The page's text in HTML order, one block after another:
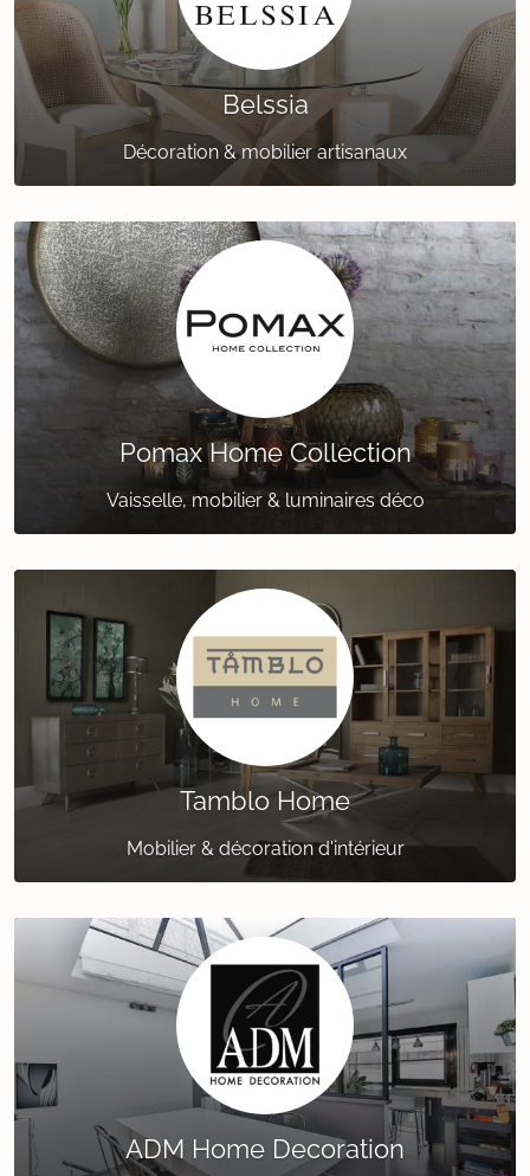
Belssia
Décoration & mobilier artisanaux
Pomax Home Collection
Vaisselle, mobilier & luminaires déco
Tamblo Home
Mobilier & décoration d'intérieur
ADM Home Decoration